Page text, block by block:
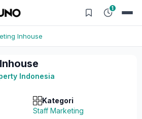
1
Inhouse
Indonesia
Kategori
Staff Marketing